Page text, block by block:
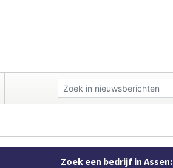
Zoek een bedrijf in Assen: